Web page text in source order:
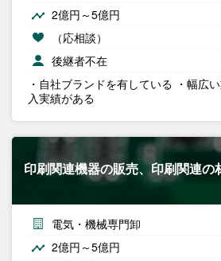
2億円～5億円
（応相談）
後継者不在
・自社ブランドを有している ・幅広
入実績がある
印刷関連機器の販売、印刷関連の
電気・機械専門卸
2億円～5億円